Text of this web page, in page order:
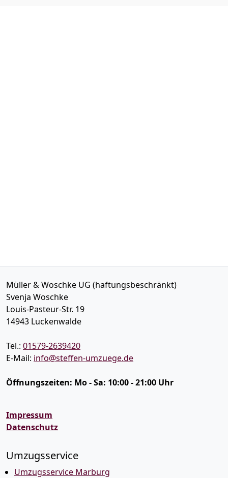
Müller & Woschke UG (haftungsbeschränkt)
Svenja Woschke
Louis-Pasteur-Str. 19
14943 Luckenwalde
Tel.: 01579-2639420
E-Mail: info@steffen-umzuege.de
Öffnungszeiten: Mo - Sa: 10:00 - 21:00 Uhr
Impressum
Datenschutz
Umzugsservice
Umzugsservice Marburg